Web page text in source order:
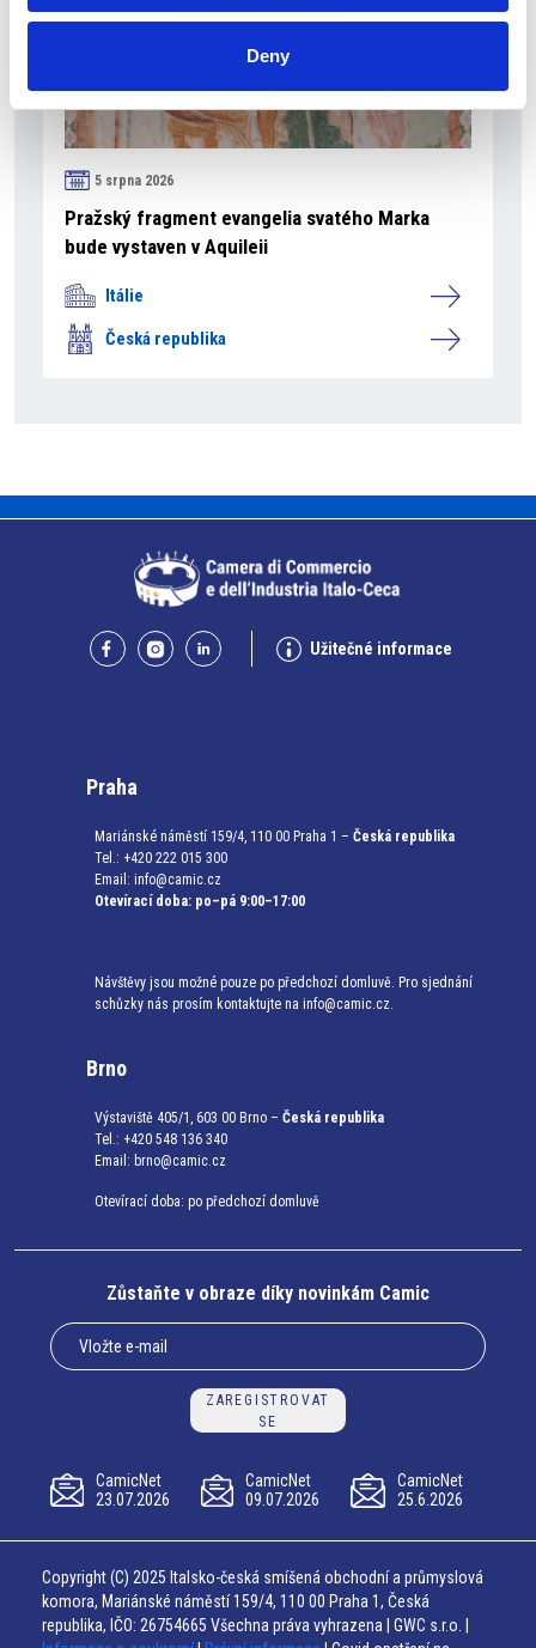
Deny
5 srpna 2026
Pražský fragment evangelia svatého Marka
bude vystaven v Aquileii
Itálie
Česká republika
Užitečné informace
Praha
Mariánské náměstí 159/4, 110 00 Praha 1 – Česká republika
Tel.: +420 222 015 300
Email: info@camic.cz
Otevírací doba: po–pá 9:00–17:00
Návštěvy jsou možné pouze po předchozí domluvě. Pro sjednání
schůzky nás prosím kontaktujte na info@camic.cz.
Brno
Výstaviště 405/1, 603 00 Brno – Česká republika
Tel.: +420 548 136 340
Email: brno@camic.cz
Otevírací doba: po předchozí domluvě
Zůstaňte v obraze díky novinkám Camic
ZAREGISTROVAT
SE
CamicNet
23.07.2026
CamicNet
09.07.2026
CamicNet
25.6.2026
Copyright (C) 2025 Italsko-česká smíšená obchodní a průmyslová
komora, Mariánské náměstí 159/4, 110 00 Praha 1, Česká
republika, IČO: 26754665 Všechna práva vyhrazena | GWC s.r.o. |